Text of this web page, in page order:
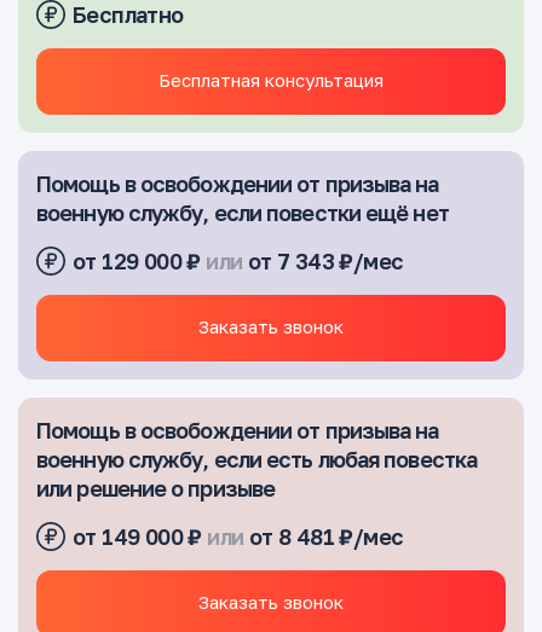
Бесплатно
Бесплатная консультация
Помощь в освобождении от призыва на
военную службу, если повестки ещё нет
от 129 000 ₽ или от 7 343 ₽/мес
Заказать звонок
Помощь в освобождении от призыва на
военную службу, если есть любая повестка
или решение о призыве
от 149 000 ₽ или от 8 481 ₽/мес
Заказать звонок